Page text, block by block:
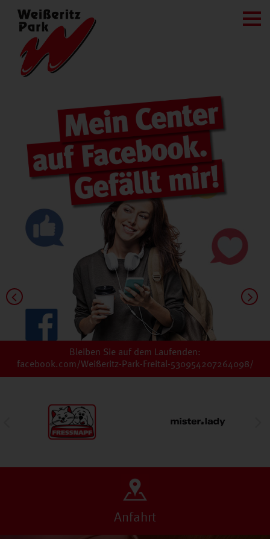
Bleiben Sie auf dem Laufenden:
facebook.com/Weißeritz-Park-Freital-530954207264098/
Anfahrt